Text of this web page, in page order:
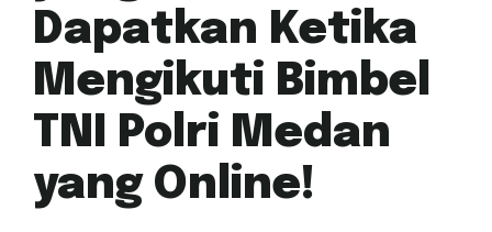
Dapatkan Ketika
Mengikuti Bimbel
TNI Polri Medan
yang Online!